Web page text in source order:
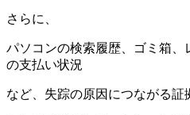
さらに、
パソコンの検索履歴、ゴミ箱、
の支払い状況
など、失踪の原因につながる証